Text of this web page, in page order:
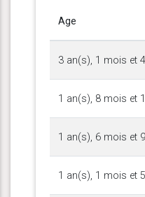
Age
3 an(s), 1 mois et
1 an(s), 8 mois et
1 an(s), 6 mois et
1 an(s), 1 mois et